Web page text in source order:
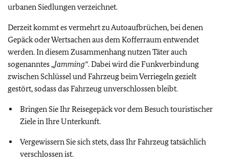
urbanen Siedlungen verzeichnet.
Derzeit kommt es vermehrt zu Autoaufbrüchen, bei denen
Gepäck oder Wertsachen aus dem Kofferraum entwendet
werden. In diesem Zusammenhang nutzen Täter auch
sogenanntes „Jamming“. Dabei wird die Funkverbindung
zwischen Schlüssel und Fahrzeug beim Verriegeln gezielt
gestört, sodass das Fahrzeug unverschlossen bleibt.
Bringen Sie Ihr Reisegepäck vor dem Besuch touristischer
Ziele in Ihre Unterkunft.
Vergewissern Sie sich stets, dass Ihr Fahrzeug tatsächlich
verschlossen ist.